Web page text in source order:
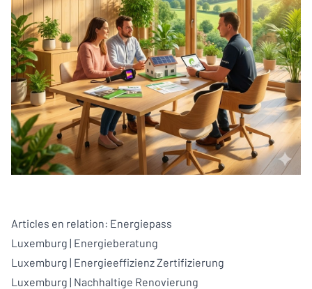
Articles en relation: Energiepass
Luxemburg | Energieberatung
Luxemburg | Energieeffizienz Zertifizierung
Luxemburg | Nachhaltige Renovierung